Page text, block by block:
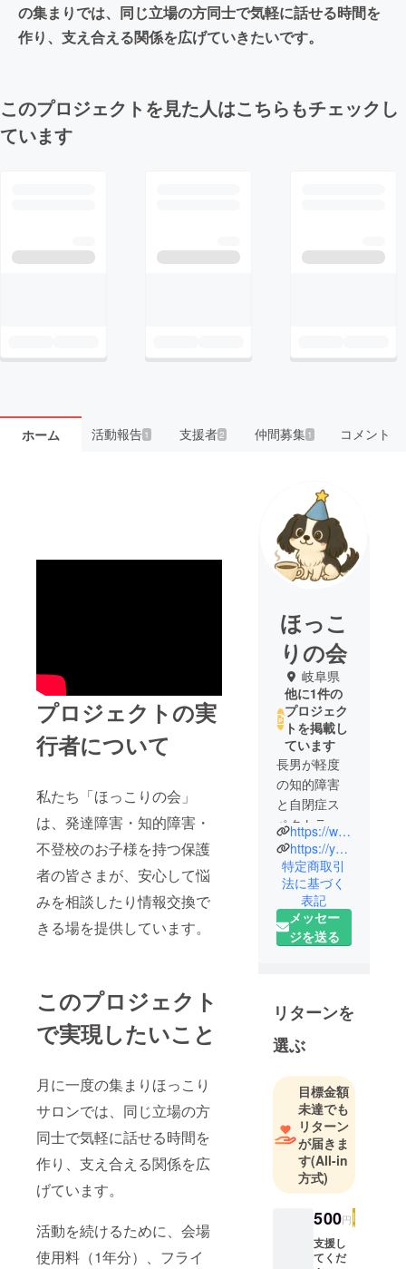
の集まりでは、同じ立場の方同士で気軽に話せる時間を
作り、支え合える関係を広げていきたいです。
このプロジェクトを見た人はこちらもチェックし
ています
ホーム 活動報告1 支援者 2 仲間募集 1 コメント
プロジェクトの実
行者について
私たち「ほっこりの会」
は、発達障害・知的障害・
不登校のお子様を持つ保護
者の皆さまが、安心して悩
みを相談したり情報交換で
きる場を提供しています。
このプロジェクト
で実現したいこと
月に一度の集まりほっこり
サロンでは、同じ立場の方
同士で気軽に話せる時間を
作り、支え合える関係を広
げています。
活動を続けるために、会場
使用料（1年分）、フライ
ほっこ
りの会
岐阜県
他に1件の
プロジェク
トを掲載し
ています
長男が軽度
の知的障害
と自閉症ス
ペクトラム
と診断され
たとき、安
心した気持
ちと同時
に、まわり
から取り残
じました。
診断までの
ぶつかるこ
とも多く、
苦しい時期
もありまし
た。
医師や療育
の先生方が
寄り添い、
https://www.instagram.com/hokkori7777777?igsh=MWl2cmNpNnhqbzQwZA==
https://youtube.com/@navi-ok8sf?si=ltCJwgFsUdZRS-ye
特定商取引
法に基づく
表記
メッセー
ジを送る
リターンを
選ぶ
目標金額
未達でも
リターン
が届きま
す(All-in
方式)
500円
支援し
てくだ